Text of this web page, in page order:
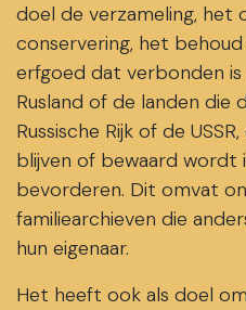
doel de verzameling, het
conservering, het
erfgoed dat verbonden
Rusland of de landen die
Russische Rijk of de
blijven of bewaard wordt
bevorderen. Dit omvat
familiearchieven die
hun eigenaar.
Het heeft ook als doel